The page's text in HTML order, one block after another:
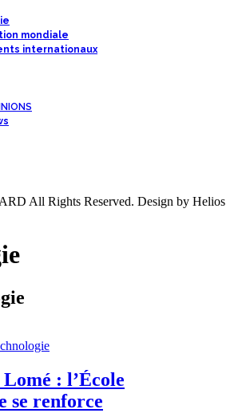
mondiale
internationaux
All Rights Reserved. Design by Helios
: l’École
se renforce